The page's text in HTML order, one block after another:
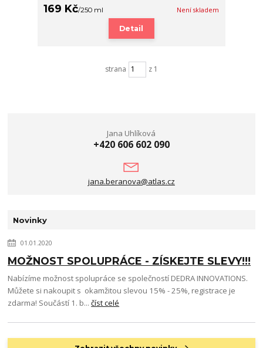
169 Kč/250 ml Není skladem
Detail
strana z 1
Jana Uhlíková
+420 606 602 090
jana.beranova@atlas.cz
Novinky
01.01.2020
MOŽNOST SPOLUPRÁCE - ZÍSKEJTE SLEVY!!!
Nabízíme možnost spolupráce se společností DEDRA INNOVATIONS.
Můžete si nakoupit s okamžitou slevou 15% - 25%, registrace je
zdarma! Součástí 1. b...číst celé